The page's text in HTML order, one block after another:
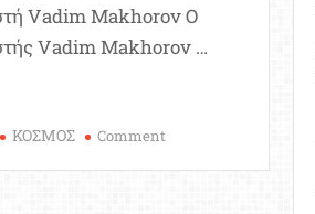
Vadim Makhorov Ο
Vadim Makhorov …
ΚΟΣΜΟΣ Comment